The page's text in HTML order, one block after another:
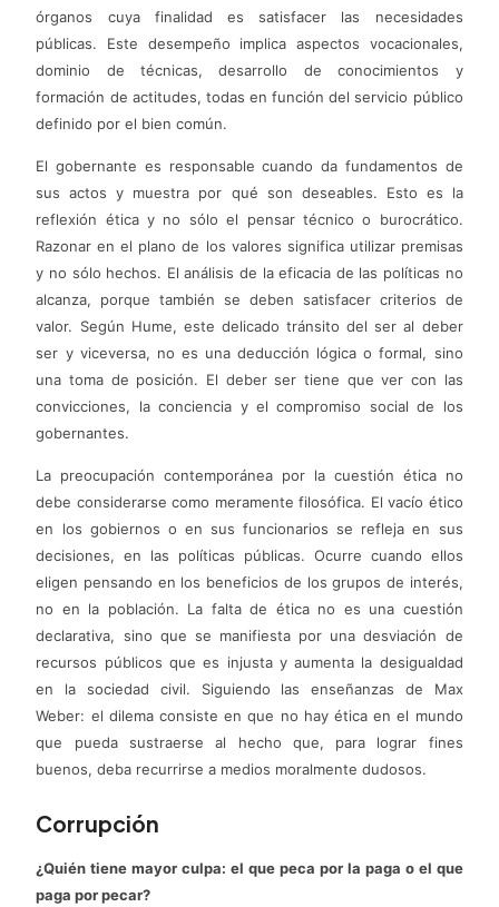
órganos cuya finalidad es satisfacer las necesidades
públicas. Este desempeño implica aspectos vocacionales,
dominio de técnicas, desarrollo de conocimientos y
formación de actitudes, todas en función del servicio público
definido por el bien común.
El gobernante es responsable cuando da fundamentos de
sus actos y muestra por qué son deseables. Esto es la
reflexión ética y no sólo el pensar técnico o burocrático.
Razonar en el plano de los valores significa utilizar premisas
y no sólo hechos. El análisis de la eficacia de las políticas no
alcanza, porque también se deben satisfacer criterios de
valor. Según Hume, este delicado tránsito del ser al deber
ser y viceversa, no es una deducción lógica o formal, sino
una toma de posición. El deber ser tiene que ver con las
convicciones, la conciencia y el compromiso social de los
gobernantes.
La preocupación contemporánea por la cuestión ética no
debe considerarse como meramente filosófica. El vacío ético
en los gobiernos o en sus funcionarios se refleja en sus
decisiones, en las políticas públicas. Ocurre cuando ellos
eligen pensando en los beneficios de los grupos de interés,
no en la población. La falta de ética no es una cuestión
declarativa, sino que se manifiesta por una desviación de
recursos públicos que es injusta y aumenta la desigualdad
en la sociedad civil. Siguiendo las enseñanzas de Max
Weber: el dilema consiste en que no hay ética en el mundo
que pueda sustraerse al hecho que, para lograr fines
buenos, deba recurrirse a medios moralmente dudosos.
Corrupción
¿Quién tiene mayor culpa: el que peca por la paga o el que
paga por pecar?